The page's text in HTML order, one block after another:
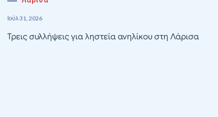
Ιούλ 31, 2026
Τρεις συλλήψεις για ληστεία ανηλίκου στη Λάρισα